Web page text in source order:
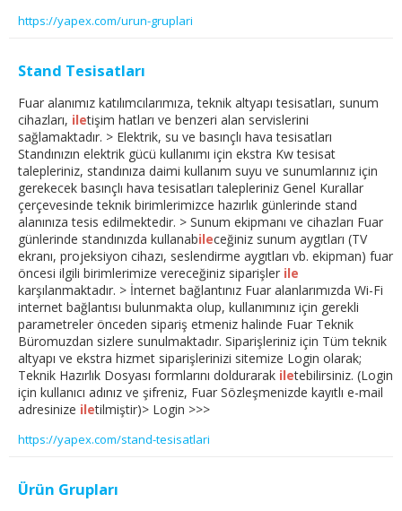
https://yapex.com/urun-gruplari
Stand Tesisatları
Fuar alanımız katılımcılarımıza, teknik altyapı tesisatları, sunum
cihazları, iletişim hatları ve benzeri alan servislerini
sağlamaktadır. > Elektrik, su ve basınçlı hava tesisatları
Standınızın elektrik gücü kullanımı için ekstra Kw tesisat
talepleriniz, standınıza daimi kullanım suyu ve sunumlarınız için
gerekecek basınçlı hava tesisatları talepleriniz Genel Kurallar
çerçevesinde teknik birimlerimizce hazırlık günlerinde stand
alanınıza tesis edilmektedir. > Sunum ekipmanı ve cihazları Fuar
günlerinde standınızda kullanabileceğiniz sunum aygıtları (TV
ekranı, projeksiyon cihazı, seslendirme aygıtları vb. ekipman) fuar
öncesi ilgili birimlerimize vereceğiniz siparişler ile
karşılanmaktadır. > İnternet bağlantınız Fuar alanlarımızda Wi-Fi
internet bağlantısı bulunmakta olup, kullanımınız için gerekli
parametreler önceden sipariş etmeniz halinde Fuar Teknik
Büromuzdan sizlere sunulmaktadır. Siparişleriniz için Tüm teknik
altyapı ve ekstra hizmet siparişlerinizi sitemize Login olarak;
Teknik Hazırlık Dosyası formlarını doldurarak iletebilirsiniz. (Login
için kullanıcı adınız ve şifreniz, Fuar Sözleşmenizde kayıtlı e-mail
adresinize iletilmiştir)> Login >>>
https://yapex.com/stand-tesisatlari
Ürün Grupları